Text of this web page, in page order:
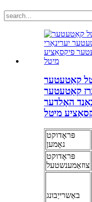
קאַטעטער
קאַטעטער
האָלדער
מיטל
פּראָדוקט
נאָמען
פּראָדוקט
צוזאַמענשטעל
באַשרייַבונג